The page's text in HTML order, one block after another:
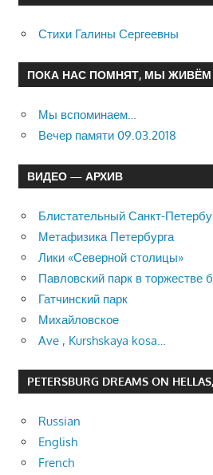
Стихи Галины Сергеевны
ПОКА НАС ПОМНЯТ, МЫ ЖИВЁМ
Мы вспоминаем…
Вечер памяти 09.03.2018
ВИДЕО — АРХИВ
Блистательный Санкт-
Метафизика Петербурга
Лики «Северной столицы»
Павловский парк в
Гатчинский парк
Михайловское
Ave , Kurshskaya kosa…
PETERSBURG DREAMS ON
Russian
English
French